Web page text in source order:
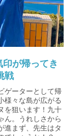
が帰ってき
戦
ゲーターとして帰
様々な島が広がる
を狙います！九十
ん。うれしさから
進まず、先生はタ